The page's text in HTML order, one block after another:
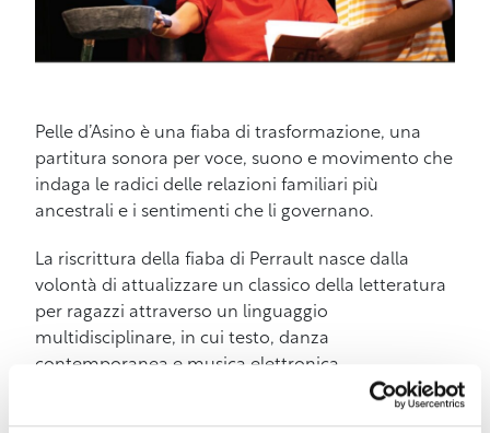
Pelle d’Asino è una fiaba di trasformazione, una
partitura sonora per voce, suono e movimento che
indaga le radici delle relazioni familiari più
ancestrali e i sentimenti che li governano.
La riscrittura della fiaba di Perrault nasce dalla
volontà di attualizzare un classico della letteratura
per ragazzi attraverso un linguaggio
multidisciplinare, in cui testo, danza
contemporanea e musica elettronica
accompagnano la protagonista in un percorso di